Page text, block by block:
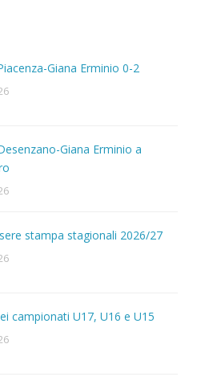
Giana Erminio 0-2
Giana Erminio a
stampa stagionali 2026/27
campionati U17, U16 e U15